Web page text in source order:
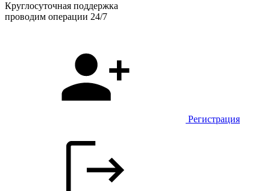
Круглосуточная поддержка
проводим операции 24/7
Регистрация